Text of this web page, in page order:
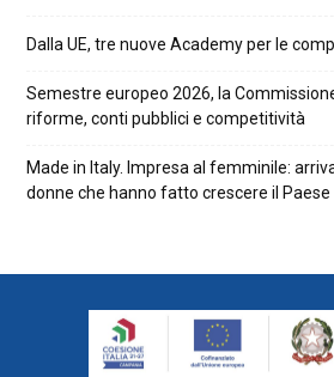
Dalla UE, tre nuove Academy per le
Semestre europeo 2026, la
riforme, conti pubblici e competitività
Made in Italy. Impresa al femminile:
donne che hanno fatto crescere il Paese